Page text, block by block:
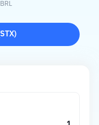
BRL
STX)